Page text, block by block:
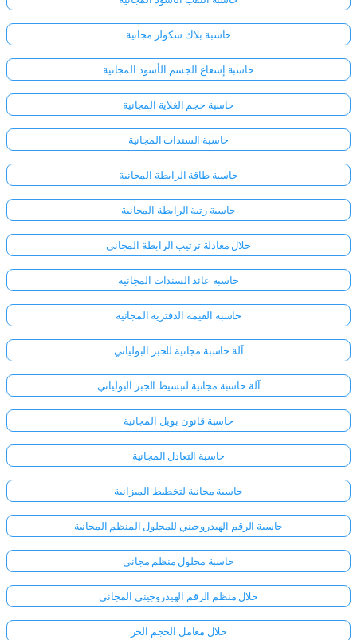
لا
توجد
أسئلة
اطرح
سؤالك
الأول
حاسبة بلاك سكولز مجانية
حاسبة إشعاع الجسم الأسود المجانية
حاسبة حجم الغلاية المجانية
حاسبة السندات المجانية
حاسبة طاقة الرابطة المجانية
حاسبة رتبة الرابطة المجانية
حلال معادلة ترتيب الرابطة المجاني
حاسبة عائد السندات المجانية
حاسبة القيمة الدفترية المجانية
آلة حاسبة مجانية للجبر البولياني
آلة حاسبة مجانية لتبسيط الجبر البولياني
حاسبة قانون بويل المجانية
حاسبة التعادل المجانية
حاسبة مجانية لتخطيط الميزانية
حاسبة الرقم الهيدروجيني للمحلول المنظم المجانية
حاسبة محلول منظم مجاني
حلال منظم الرقم الهيدروجيني المجاني
حلال معامل الحجم الحر